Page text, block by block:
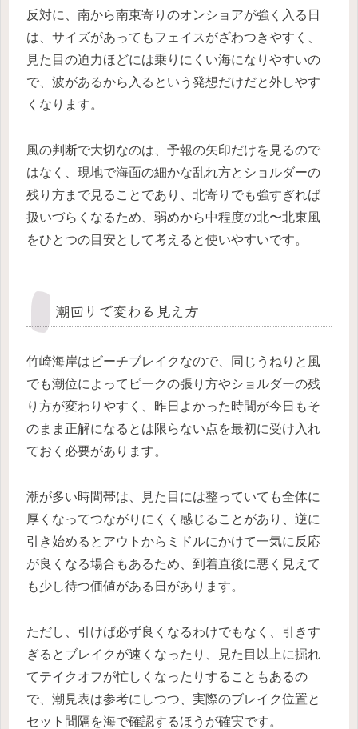
反対に、南から南東寄りのオンショアが強く入る日
は、サイズがあってもフェイスがざわつきやすく、
見た目の迫力ほどには乗りにくい海になりやすいの
で、波があるから入るという発想だけだと外しやす
くなります。
風の判断で大切なのは、予報の矢印だけを見るので
はなく、現地で海面の細かな乱れ方とショルダーの
残り方まで見ることであり、北寄りでも強すぎれば
扱いづらくなるため、弱めから中程度の北〜北東風
をひとつの目安として考えると使いやすいです。
潮回りで変わる見え方
竹崎海岸はビーチブレイクなので、同じうねりと風
でも潮位によってピークの張り方やショルダーの残
り方が変わりやすく、昨日よかった時間が今日もそ
のまま正解になるとは限らない点を最初に受け入れ
ておく必要があります。
潮が多い時間帯は、見た目には整っていても全体に
厚くなってつながりにくく感じることがあり、逆に
引き始めるとアウトからミドルにかけて一気に反応
が良くなる場合もあるため、到着直後に悪く見えて
も少し待つ価値がある日があります。
ただし、引けば必ず良くなるわけでもなく、引きす
ぎるとブレイクが速くなったり、見た目以上に掘れ
てテイクオフが忙しくなったりすることもあるの
で、潮見表は参考にしつつ、実際のブレイク位置と
セット間隔を海で確認するほうが確実です。